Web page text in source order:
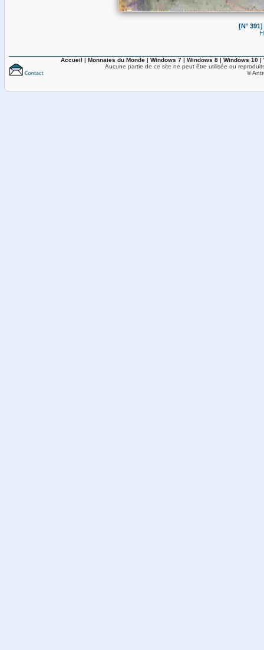
[N°
Accueil | Monnaies du Monde | Windows 7 | Windows 8 | Windows 10 |
Aucune partie de ce site ne peut être utilisée ou
©